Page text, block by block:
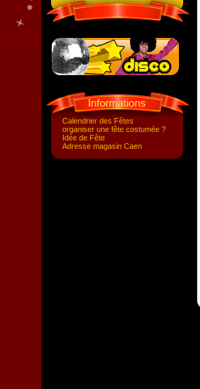
Calendrier des Fêtes
organiser une fête costumée ?
Idée de Fête
Adresse magasin Caen